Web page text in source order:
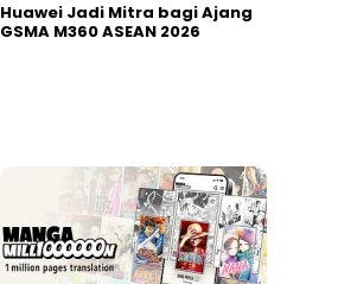
Huawei Jadi Mitra bagi Ajang
GSMA M360 ASEAN 2026